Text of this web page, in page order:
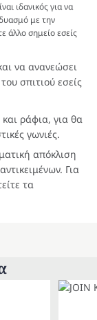
ιδανικός για να
με την
άλλο σημείο εσείς
να ανανεώσει
σπιτιού εσείς
ράφια, για θα
γωνιές.
απόκλιση
Για
τα